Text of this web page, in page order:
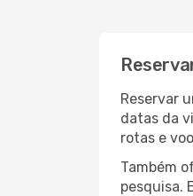
Reservar
datas da
rotas e
Também
pesquisa.